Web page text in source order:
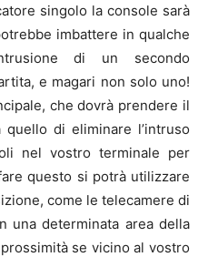
singolo la console sarà
imbattere in qualche
di un secondo
e magari non solo uno!
che dovrà prendere il
di eliminare l’intruso
nel vostro terminale per
questo si potrà utilizzare
come le telecamere di
una determinata area della
se vicino al vostro